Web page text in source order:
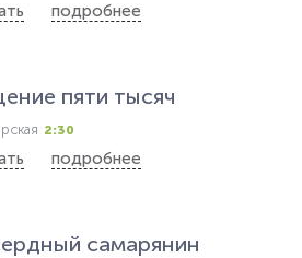
подробнее
пяти тысяч
2:30
подробнее
самарянин